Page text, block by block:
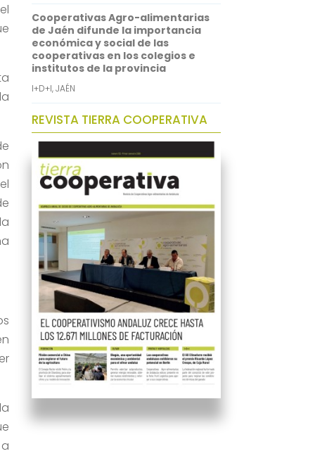
Cooperativas Agro-alimentarias
de Jaén difunde la importancia
económica y social de las
cooperativas en los colegios e
institutos de la provincia
I+D+I,JAÉN
REVISTA TIERRA COOPERATIVA